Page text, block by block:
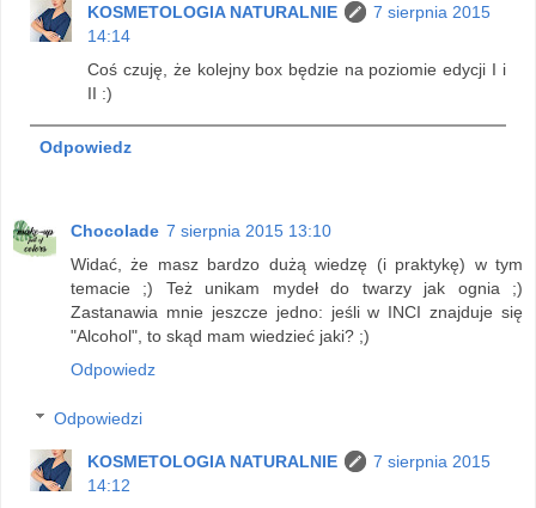
KOSMETOLOGIA NATURALNIE
7 sierpnia 2015
14:14
Coś czuję, że kolejny box będzie na poziomie edycji I i
II :)
Odpowiedz
Chocolade 7 sierpnia 2015 13:10
Widać, że masz bardzo dużą wiedzę (i praktykę) w tym
temacie ;) Też unikam mydeł do twarzy jak ognia ;)
Zastanawia mnie jeszcze jedno: jeśli w INCI znajduje się
"Alcohol", to skąd mam wiedzieć jaki? ;)
Odpowiedz
Odpowiedzi
KOSMETOLOGIA NATURALNIE
7 sierpnia 2015
14:12